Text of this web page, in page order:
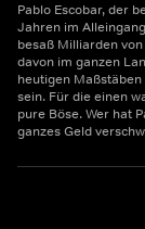
Pablo Escobar, der
Jahren im
besaß Milliarden
davon im ganzen
heutigen
sein. Für die einen
pure Böse. Wer hat
ganzes Geld